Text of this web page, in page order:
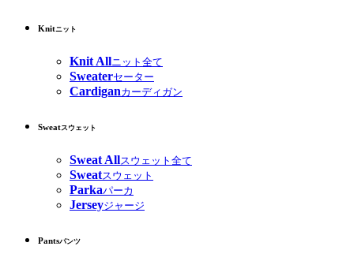
Knitニット
Knit Allニット全て
Sweaterセーター
Cardiganカーディガン
Sweatスウェット
Sweat Allスウェット全て
Sweatスウェット
Parkaパーカ
Jerseyジャージ
Pantsパンツ